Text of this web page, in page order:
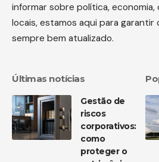
informar sobre política,
locais, estamos aqui para garantir
sempre bem atualizado.
Últimas notícias
Gestão de
riscos
corporativos:
como
proteger o